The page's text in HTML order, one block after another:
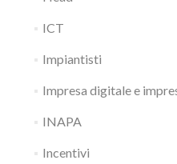
ICT
Impiantisti
Impresa digitale e
INAPA
Incentivi